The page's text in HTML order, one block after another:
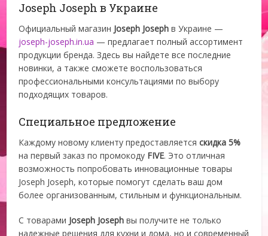
Joseph Joseph в Украине
Официальный магазин Joseph Joseph в Украине —
joseph-joseph.in.ua — предлагает полный ассортимент
продукции бренда. Здесь вы найдете все последние
новинки, а также сможете воспользоваться
профессиональными консультациями по выбору
подходящих товаров.
Специальное предложение
Каждому новому клиенту предоставляетсяскидка 5%
на первый заказ по промокоду FIVE. Это отличная
возможность попробовать инновационные товары
Joseph Joseph, которые помогут сделать ваш дом
более организованным, стильным и функциональным.
С товарами Joseph Joseph вы получите не только
надежные решения для кухни и дома, но и современный